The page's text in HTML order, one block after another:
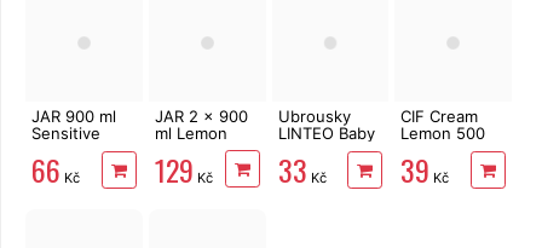
JAR 900 ml
Sensitive
Vera&Pink
Jasmine
66 Kč
JAR 2 x 900
ml Lemon
129 Kč
Ubrousky
LINTEO Baby
Aloe Vera 80
ks
33 Kč
CIF Cream
Lemon 500
39 Kč